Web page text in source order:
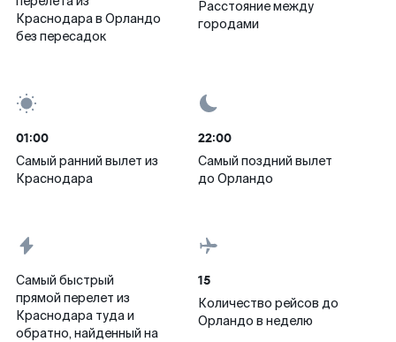
Краснодара в Орландо
без пересадок
Расстояние между
городами
01:00
Самый ранний вылет из
Краснодара
22:00
Самый поздний вылет
до Орландо
Самый быстрый
прямой перелет из
Краснодара туда и
обратно, найденный на
15
Количество рейсов до
Орландо в неделю